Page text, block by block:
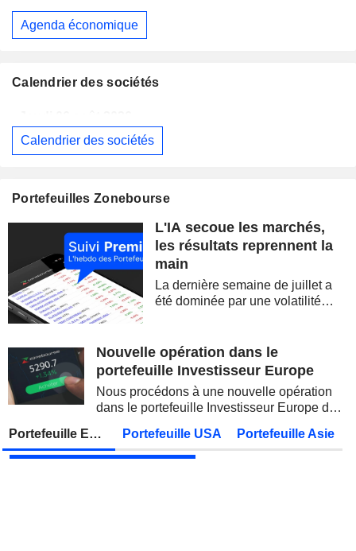
Agenda économique
Calendrier des sociétés
MAUREL
SIEMENS AG
SOFTBANK GROUP CORP. Publication des résultats - Q1 2027 08:30
DBS GROUP HOLDINGS LTD
DEUTSCHE TELEKOM AG Publication des résultats - Q2 2026 07:00
CONOCOPHILLIPS
PARKER-HANNIFIN CORPORATION Publication des résultats - Q4 2026
13:00
PETROBRAS Publication des résultats - Q2 2026
Calendrier des sociétés
Portefeuilles Zonebourse
L'IA secoue les marchés,
les résultats reprennent la
main
La dernière semaine de juillet a
été dominée par une volatilité
semi-conducteurs. Les
inquiétudes sur la soutenabilité
Nouvelle opération dans le
portefeuille Investisseur Europe
Nous procédons à une nouvelle opération
dans le portefeuille Investisseur Europe de
Portefeuille Europe Portefeuille USA Portefeuille Asie